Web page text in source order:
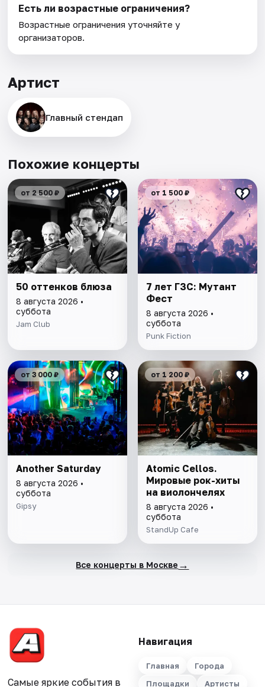
Есть ли возрастные ограничения?
Возрастные ограничения уточняйте у
организаторов.
Артист
Главный стендап
Похожие концерты
от 2 500 ₽
50 оттенков блюза
8 августа 2026 •
суббота
Jam Club
от 1 500 ₽
7 лет ГЗС: Мутант
Фест
8 августа 2026 •
суббота
Punk Fiction
от 3 000 ₽
Another Saturday
8 августа 2026 •
суббота
Gipsy
от 1 200 ₽
Atomic Cellos.
Мировые рок-хиты
на виолончелях
8 августа 2026 •
суббота
StandUp Cafe
Все концерты в Москве →
Самые яркие события в
Навигация
Главная
Города
Площадки
Артисты